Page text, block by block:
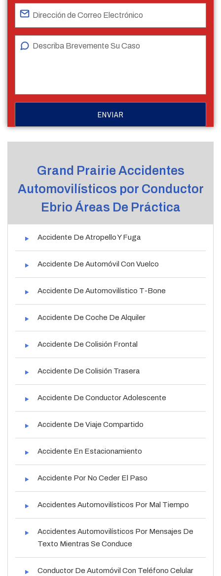
Grand Prairie Accidentes
Automovilísticos por Conductor
Ebrio Áreas De Práctica
Accidente De Atropello Y Fuga
Accidente De Automóvil Con Vuelco
Accidente De Automovilístico T-Bone
Accidente De Coche De Alquiler
Accidente De Colisión Frontal
Accidente De Colisión Trasera
Accidente De Conductor Adolescente
Accidente De Viaje Compartido
Accidente En Estacionamiento
Accidente Por No Ceder El Paso
Accidentes Automovilísticos Por Mal Tiempo
Accidentes Automovilísticos Por Mensajes De
Texto Mientras Se Conduce
Conductor De Automóvil Con Teléfono Celular